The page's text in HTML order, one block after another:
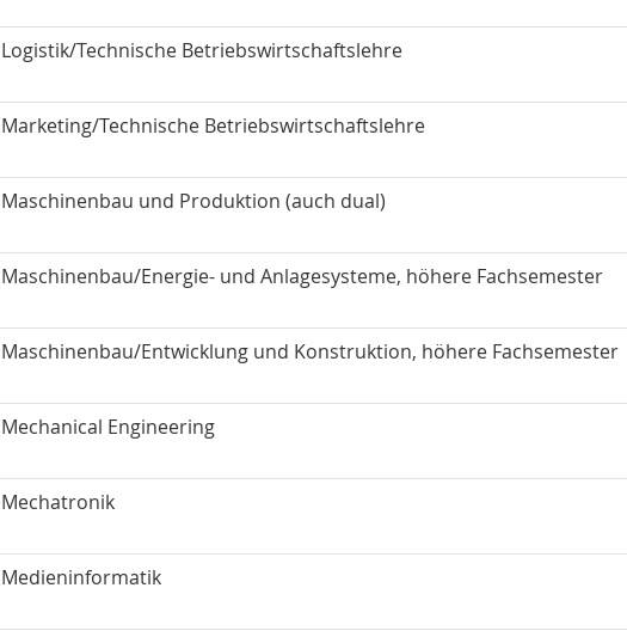
Logistik/Technische Betriebswirtschaftslehre
Marketing/Technische Betriebswirtschaftslehre
Maschinenbau und Produktion (auch dual)
Maschinenbau/Energie- und Anlagesysteme, höhere Fachsemester
Maschinenbau/Entwicklung und Konstruktion, höhere Fachsemester
Mechanical Engineering
Mechatronik
Medieninformatik